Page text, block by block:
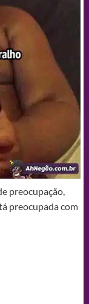
preocupação,
preocupada com